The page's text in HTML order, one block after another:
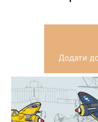
Додати